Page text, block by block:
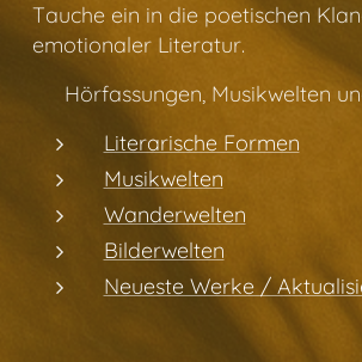
Tauche ein in die poetischen
emotionaler Literatur.
👉 Hörfassungen, Musikwelten
Literarische Formen
Musikwelten
Wanderwelten
Bilderwelten
Neueste Werke /